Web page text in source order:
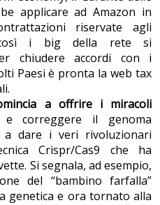
applicare ad Amazon in
riservate agli
i big della rete si
chiudere accordi con i
Paesi è pronta la web tax
a offrire i miracoli
e correggere il genoma
a dare i veri rivoluzionari
Crispr/Cas9 che ha
Si segnala, ad esempio,
del “bambino farfalla”
genetica e ora tornato alla